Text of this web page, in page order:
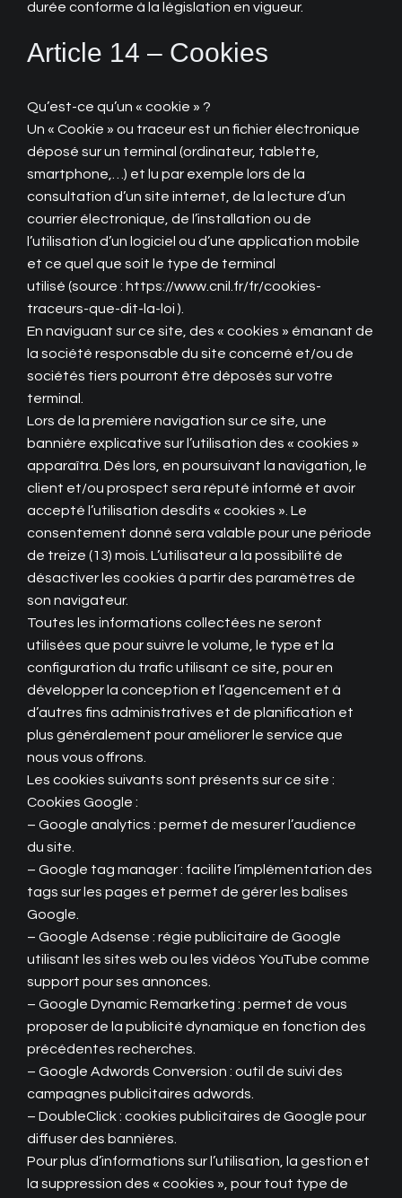
durée conforme à la législation en vigueur.
Article 14 – Cookies
Qu’est-ce qu’un « cookie » ?
Un « Cookie » ou traceur est un fichier électronique
déposé sur un terminal (ordinateur, tablette,
smartphone,…) et lu par exemple lors de la
consultation d’un site internet, de la lecture d’un
courrier électronique, de l’installation ou de
l’utilisation d’un logiciel ou d’une application mobile
et ce quel que soit le type de terminal
utilisé (source : https://www.cnil.fr/fr/cookies-
traceurs-que-dit-la-loi ).
En naviguant sur ce site, des « cookies » émanant de
la société responsable du site concerné et/ou de
sociétés tiers pourront être déposés sur votre
terminal.
Lors de la première navigation sur ce site, une
bannière explicative sur l’utilisation des « cookies »
apparaîtra. Dès lors, en poursuivant la navigation, le
client et/ou prospect sera réputé informé et avoir
accepté l’utilisation desdits « cookies ». Le
consentement donné sera valable pour une période
de treize (13) mois. L’utilisateur a la possibilité de
désactiver les cookies à partir des paramètres de
son navigateur.
Toutes les informations collectées ne seront
utilisées que pour suivre le volume, le type et la
configuration du trafic utilisant ce site, pour en
développer la conception et l’agencement et à
d’autres fins administratives et de planification et
plus généralement pour améliorer le service que
nous vous offrons.
Les cookies suivants sont présents sur ce site :
Cookies Google :
– Google analytics : permet de mesurer l’audience
du site.
– Google tag manager : facilite l’implémentation des
tags sur les pages et permet de gérer les balises
Google.
– Google Adsense : régie publicitaire de Google
utilisant les sites web ou les vidéos YouTube comme
support pour ses annonces.
– Google Dynamic Remarketing : permet de vous
proposer de la publicité dynamique en fonction des
précédentes recherches.
– Google Adwords Conversion : outil de suivi des
campagnes publicitaires adwords.
– DoubleClick : cookies publicitaires de Google pour
diffuser des bannières.
Pour plus d’informations sur l’utilisation, la gestion et
la suppression des « cookies », pour tout type de